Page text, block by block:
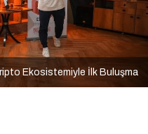
Ekosistemiyle İlk Buluşma